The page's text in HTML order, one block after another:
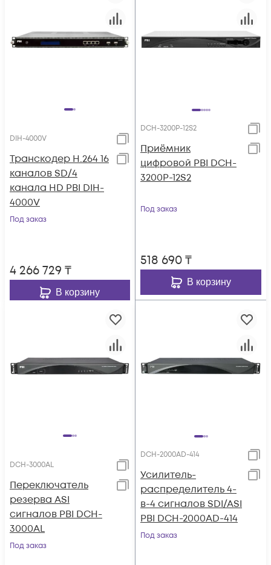
DIH-4000V
Транскодер H.264 16
каналов SD/4
канала HD PBI DIH-
4000V
Под заказ
4 266 729 ₸
В корзину
DCH-3200P-12S2
Приёмник
цифровой PBI DCH-
3200P-12S2
Под заказ
518 690₸
В корзину
DCH-3000AL
Переключатель
резерва ASI
сигналов PBI DCH-
3000AL
Под заказ
DCH-2000AD-414
Усилитель-
распределитель 4-
в-4 сигналов SDI/ASI
PBI DCH-2000AD-414
Под заказ